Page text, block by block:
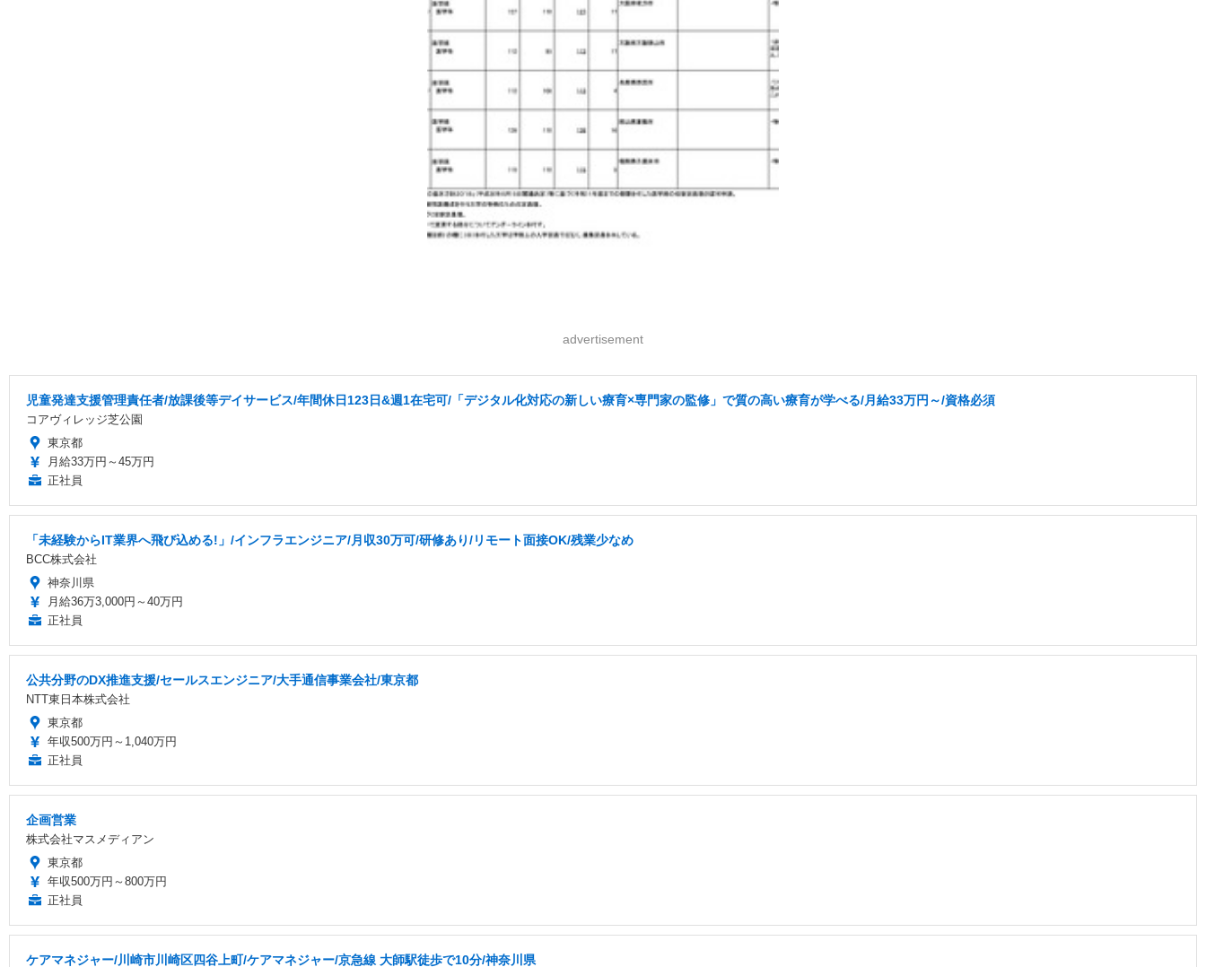
advertisement
児童発達支援管理責任者/放課後等デイサービス/年間休日123日&週1在宅可/「デジタル化対応の新しい療育×専門家の監修」で質の高い療育が学べる/月給33万円～/資格必須
コアヴィレッジ芝公園
東京都
月給33万円～45万円
正社員
「未経験からIT業界へ飛び込める!」/インフラエンジニア/月収30万可/研修あり/リモート面接OK/残業少なめ
BCC株式会社
神奈川県
月給36万3,000円～40万円
正社員
公共分野のDX推進支援/セールスエンジニア/大手通信事業会社/東京都
NTT東日本株式会社
東京都
年収500万円～1,040万円
正社員
企画営業
株式会社マスメディアン
東京都
年収500万円～800万円
正社員
ケアマネジャー/川崎市川崎区四谷上町/ケアマネジャー/京急線 大師駅徒歩で10分/神奈川県